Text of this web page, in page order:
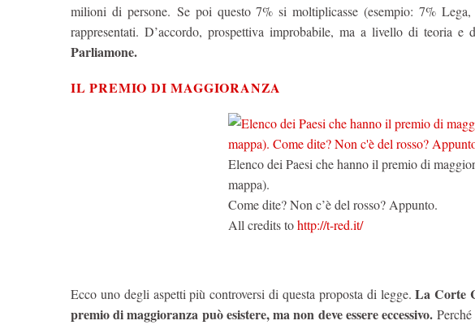
milioni di persone. Se poi questo 7% si moltiplicasse (esempio: 7%
rappresentati. D’accordo, prospettiva improbabile, ma a livello di teoria
Parliamone.
IL PREMIO DI MAGGIORANZA
Elenco dei Paesi che hanno il premio di
mappa).
Come dite? Non c’è del rosso? Appunto.
All credits tohttp://t-red.it/
Ecco uno degli aspetti più controversi di questa proposta di legge.La Corte
premio di maggioranza può esistere, ma non deve essere eccessivo.